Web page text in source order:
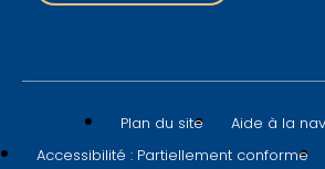
Plan du site
Aide à la
Accessibilité : Partiellement conforme